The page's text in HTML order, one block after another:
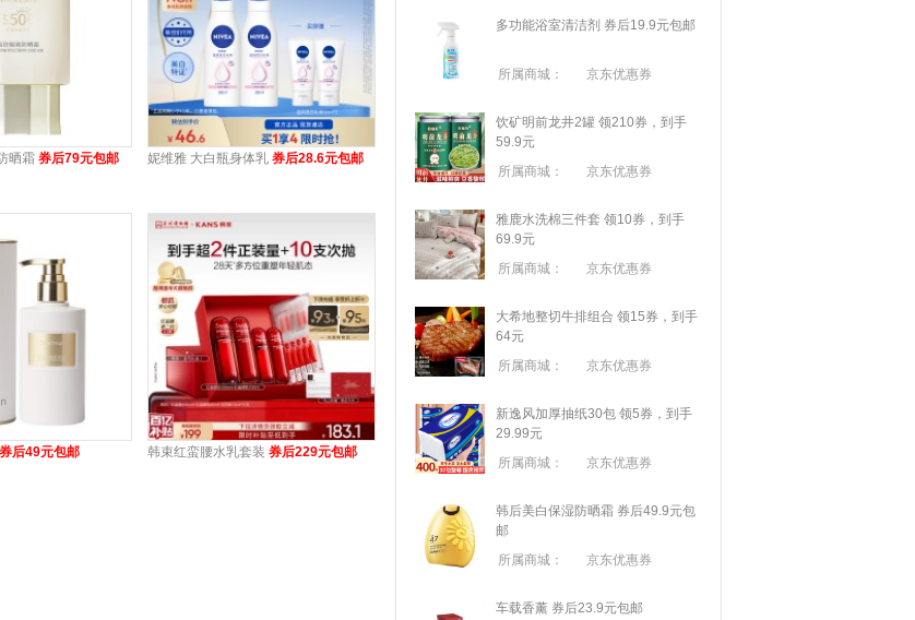
晒霜 券后79元包邮 妮维雅 大白瓶身体乳 券后28.6元包邮
券后49元包邮 韩束红蛮腰水乳套装 券后229元包邮
多功能浴室清洁剂 券后19.9元包邮
所属商城： 京东优惠券
饮矿明前龙井2罐 领210券，到手
59.9元
所属商城：
京东优惠券
雅鹿水洗棉三件套 领10券，到手
69.9元
所属商城：
京东优惠券
大希地整切牛排组合 领15券，到手
64元
所属商城：
京东优惠券
新逸风加厚抽纸30包 领5券，到手
29.99元
所属商城：
京东优惠券
韩后美白保湿防晒霜 券后49.9元包
邮
所属商城：
京东优惠券
车载香薰 券后23.9元包邮